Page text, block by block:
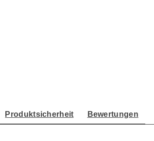
Produktsicherheit Bewertungen